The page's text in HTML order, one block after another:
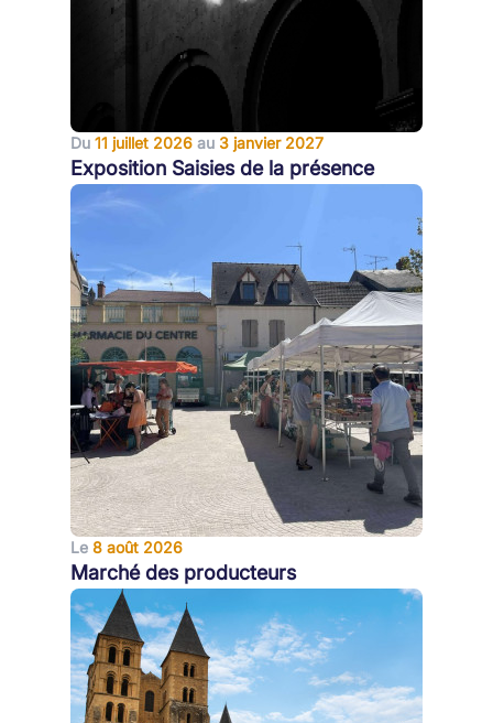
Du 11 juillet 2026 au 3 janvier 2027
Exposition Saisies de la présence
Le 8 août 2026
Marché des producteurs